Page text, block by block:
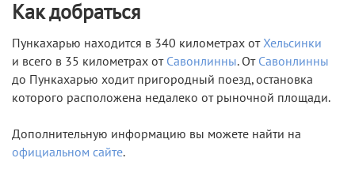
Как добраться
Пункахарью находится в 340 километрах отХельсинки
и всего в 35 километрах от Савонлинны. От Савонлинны
до Пункахарью ходит пригородный поезд, остановка
которого расположена недалеко от рыночной площади.
Дополнительную информацию вы можете найти на
официальном сайте.